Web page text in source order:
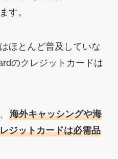
す。
ほとんど普及していな
のクレジットカードは
海外キャッシングや海
ジットカードは必需品